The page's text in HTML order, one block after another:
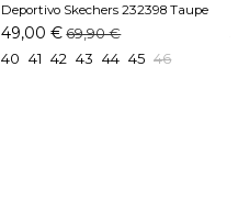
Deportivo Skechers 232398 Taupe
49,00 € 69,90 €
40 41 42 43 44 45 46